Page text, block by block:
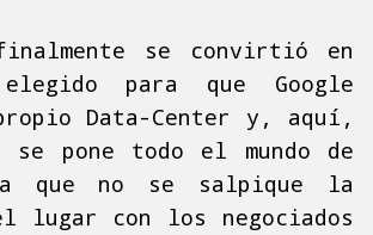
finalmente se convirtió en
para que Google
Data-Center y, aquí,
se pone todo el mundo de
que no se salpique la
lugar con los negociados